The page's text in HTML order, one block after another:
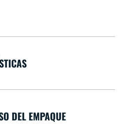
DEL EMPAQUE